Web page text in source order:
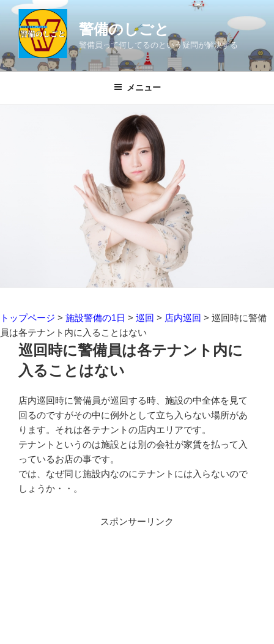
ン
ツ
警備のしごと
警備員って何してるのという疑問が解決する
メニュー
トップページ > 施設警備の1日 > 巡回 > 店内巡回 > 巡回時に警備
員は各テナント内に入ることはない
巡回時に警備員は各テナント内に
入ることはない
店内巡回時に警備員が巡回する時、施設の中全体を見て
回るのですがその中に例外として立ち入らない場所があ
ります。それは各テナントの店内エリアです。
テナントというのは施設とは別の会社が家賃を払って入
っているお店の事です。
では、なぜ同じ施設内なのにテナントには入らないので
しょうか・・。
スポンサーリンク